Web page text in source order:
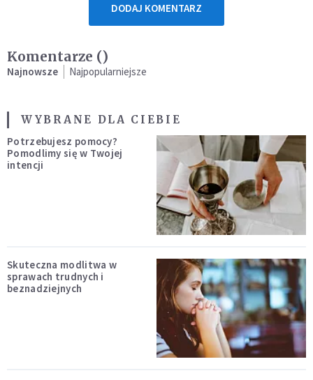
DODAJ KOMENTARZ
Komentarze ()
Najnowsze Najpopularniejsze
WYBRANE DLA CIEBIE
Potrzebujesz pomocy?
Pomodlimy się w Twojej
intencji
Skuteczna modlitwa w
sprawach trudnych i
beznadziejnych